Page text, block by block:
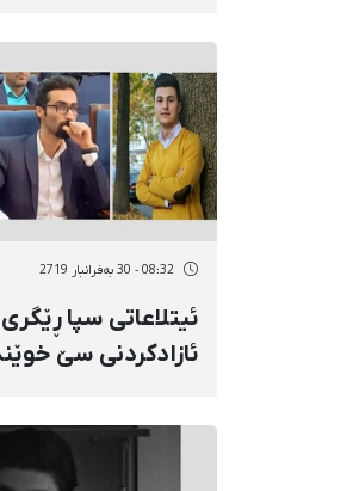
08:32 - 30 بەفرانبار 2719
ئیتلاعاتی سپا
ئازادکردنی سێ
دەکات